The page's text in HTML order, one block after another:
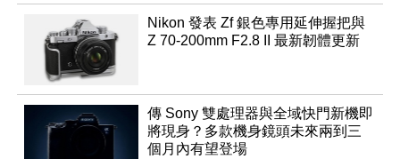
Nikon 發表 Zf 銀色專用延伸握把與
Z 70-200mm F2.8 II 最新韌體更新
傳 Sony 雙處理器與全域快門新機即
將現身？多款機身鏡頭未來兩到三
個月內有望登場